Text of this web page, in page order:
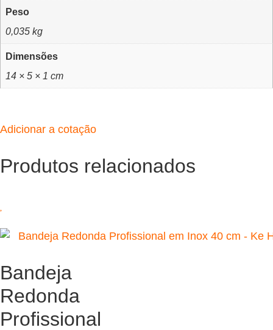
Peso
0,035 kg
Dimensões
14 × 5 × 1 cm
Adicionar a cotação
Produtos relacionados
Bandeja
Redonda
Profissional